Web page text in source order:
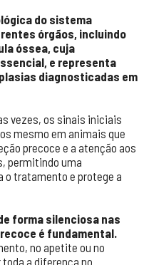
do sistema
órgãos, incluindo
óssea, cuja
e representa
diagnosticadas em
vezes, os sinais iniciais
mesmo em animais que
precoce e a atenção aos
permitindo uma
o tratamento e protege a
forma silenciosa nas
é fundamental.
no apetite ou no
a diferença no